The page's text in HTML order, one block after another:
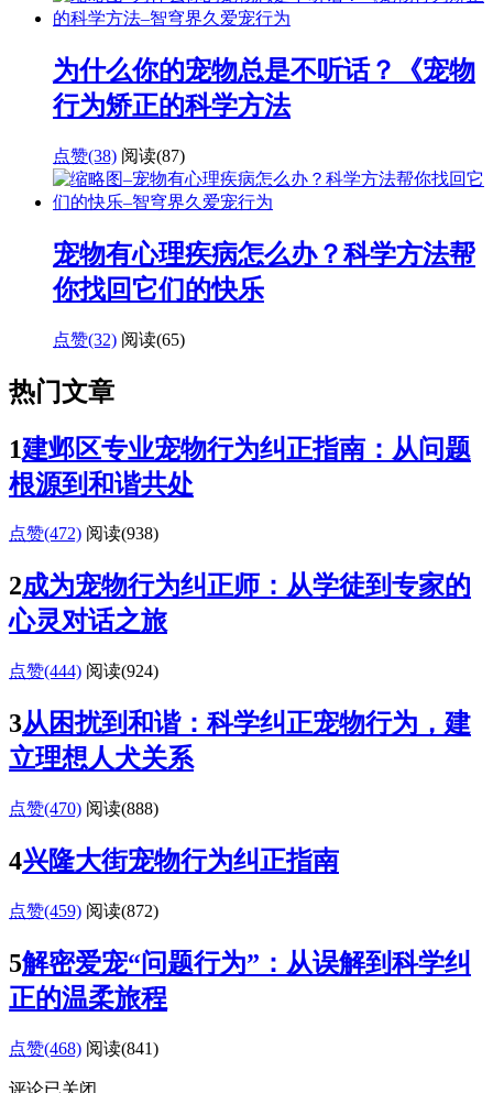
为什么你的宠物总是不听话？《宠物
行为矫正的科学方法
点赞(38) 阅读(87)
宠物有心理疾病怎么办？科学方法帮
你找回它们的快乐
点赞(32) 阅读(65)
热门文章
1建邺区专业宠物行为纠正指南：从问题
根源到和谐共处
点赞(472) 阅读(938)
2成为宠物行为纠正师：从学徒到专家的
心灵对话之旅
点赞(444) 阅读(924)
3从困扰到和谐：科学纠正宠物行为，建
立理想人犬关系
点赞(470) 阅读(888)
4兴隆大街宠物行为纠正指南
点赞(459) 阅读(872)
5解密爱宠“问题行为”：从误解到科学纠
正的温柔旅程
点赞(468) 阅读(841)
评论已关闭